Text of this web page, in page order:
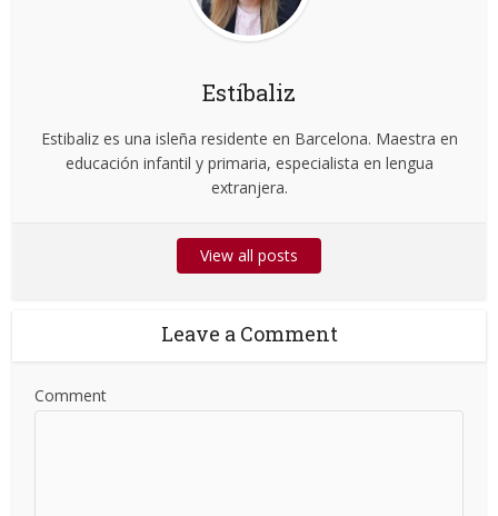
Estíbaliz
Estibaliz es una isleña residente en Barcelona. Maestra en
educación infantil y primaria, especialista en lengua
extranjera.
View all posts
Leave a Comment
Comment